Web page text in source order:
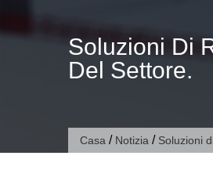
Soluzioni Di
Del Settore.
Casa / Notizia / Soluzioni